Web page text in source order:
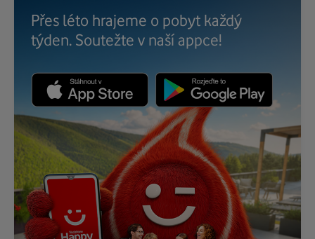
Přes léto hrajeme o pobyt každý
týden. Soutežte v naší appce!